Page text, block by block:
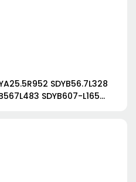
SDYB56.7L328
SDYB607-L165